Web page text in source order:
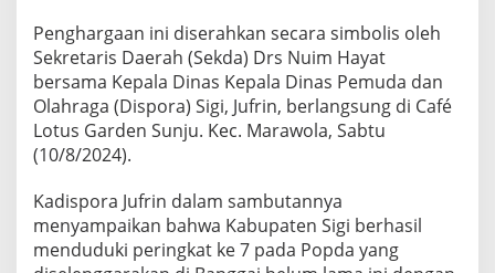
D
a
p
a
t
P
g
h
r
Penghargaan ini diserahkan secara simbolis oleh
Sekretaris Daerah (Sekda) Drs Nuim Hayat
bersama Kepala Dinas Kepala Dinas Pemuda dan
Olahraga (Dispora) Sigi, Jufrin, berlangsung di Café
Lotus Garden Sunju. Kec. Marawola, Sabtu
(10/8/2024).
Kadispora Jufrin dalam sambutannya
menyampaikan bahwa Kabupaten Sigi berhasil
menduduki peringkat ke 7 pada Popda yang